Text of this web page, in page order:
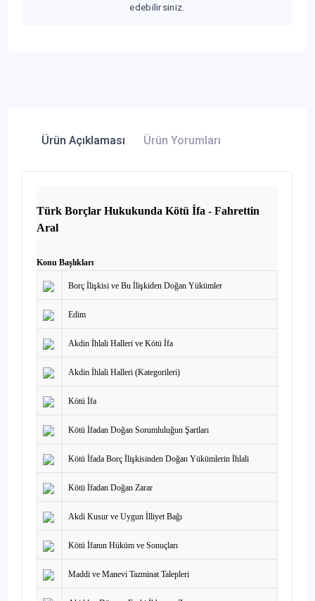
edebilirsiniz.
Ürün Açıklaması Ürün Yorumları
Türk Borçlar Hukukunda Kötü İfa - Fahrettin
Aral
Konu Başlıkları
Borç İlişkisi ve Bu İlişkiden Doğan Yükümler
Edim
Akdin İhlali Halleri ve Kötü İfa
Akdin İhlali Halleri (Kategorileri)
Kötü İfa
Kötü İfadan Doğan Sorumluluğun Şartları
Kötü İfada Borç İlişkisinden Doğan Yükümlerin İhlali
Kötü İfadan Doğan Zarar
Akdi Kusur ve Uygun İlliyet Bağı
Kötü İfanın Hüküm ve Sonuçları
Maddi ve Manevi Tazminat Talepleri